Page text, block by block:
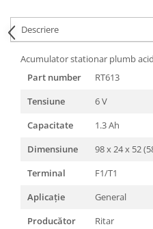
Descriere
Acumulator stationar plumb acid
Part number
RT613
Tensiune
6 V
Capacitate
1.3 Ah
Dimensiune
98 x 24 x 52
Terminal
F1/T1
Aplicație
General
Producător
Ritar